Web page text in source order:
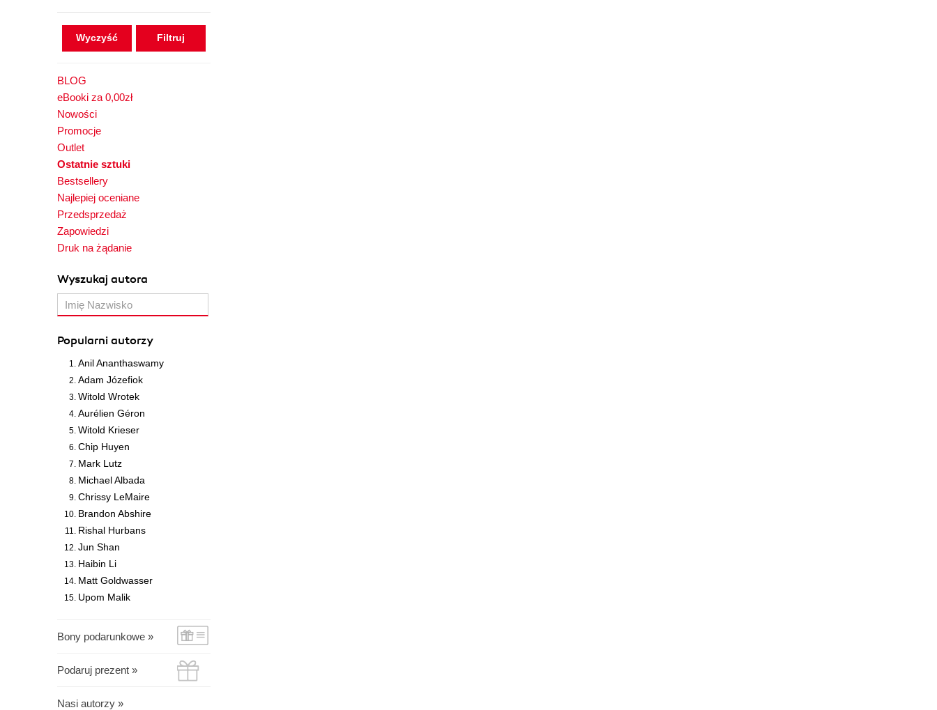
Wyczyść
BLOG
eBooki za 0,00zł
Nowości
Promocje
Outlet
Ostatnie sztuki
Bestsellery
Najlepiej oceniane
Przedsprzedaż
Zapowiedzi
Druk na żądanie
Wyszukaj autora
Popularni autorzy
Anil Ananthaswamy
Adam Józefiok
Witold Wrotek
Aurélien Géron
Witold Krieser
Chip Huyen
Mark Lutz
Michael Albada
Chrissy LeMaire
Brandon Abshire
Rishal Hurbans
Jun Shan
Haibin Li
Matt Goldwasser
Upom Malik
Bony podarunkowe »
Podaruj prezent »
Nasi autorzy »